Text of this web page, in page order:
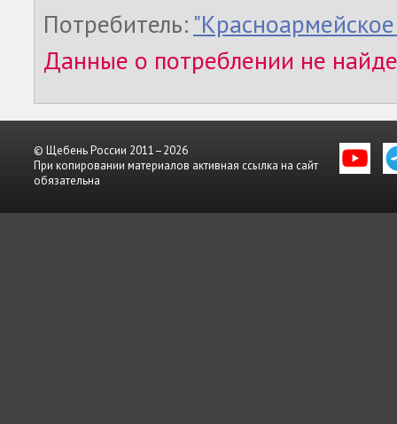
Потребитель:
Данные о потреблении не
© Щебень России 2011–2026
При копировании материалов активная ссылка на сайт
обязательна